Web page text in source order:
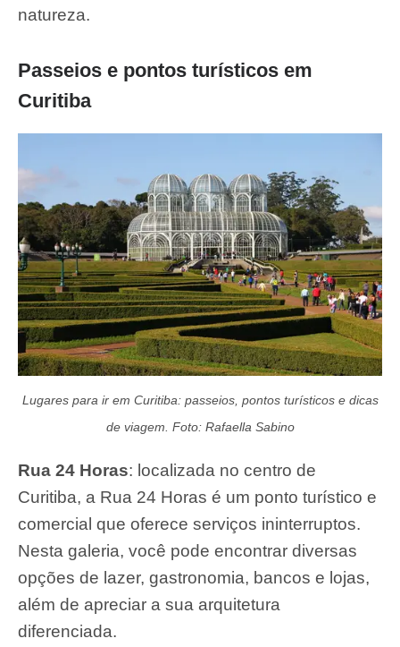
natureza.
Passeios e pontos turísticos em
Curitiba
Lugares para ir em Curitiba: passeios, pontos turísticos e dicas
de viagem. Foto: Rafaella Sabino
Rua 24 Horas: localizada no centro de
Curitiba, a Rua 24 Horas é um ponto turístico e
comercial que oferece serviços ininterruptos.
Nesta galeria, você pode encontrar diversas
opções de lazer, gastronomia, bancos e lojas,
além de apreciar a sua arquitetura
diferenciada.